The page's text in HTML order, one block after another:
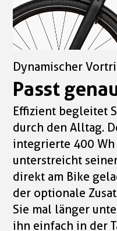
Dynamischer
Passt
Effizient begleitet
durch den Alltag.
integrierte 400 Wh
unterstreicht
direkt am Bike
der optionale
Sie mal länger
ihn einfach in der